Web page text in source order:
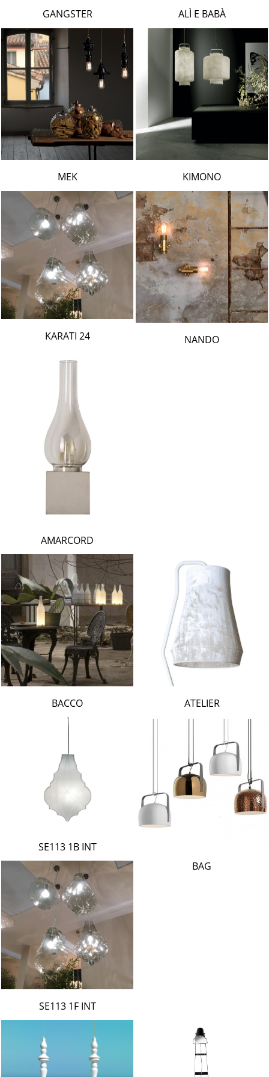
PORSCHE
CATELLANI & SMITH
VIABIZZUNO
ALÌ E BABÀ
GANGSTER
KIMONO
MEK
NANDO
24 KARATI
AMARCORD
ATELIER
BACCO
BAG
SE113 1B INT
SE113 1F INT